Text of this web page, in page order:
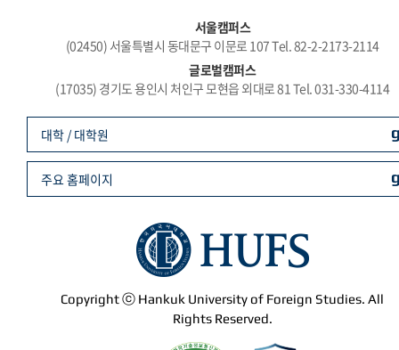
서울캠퍼스
(02450) 서울특별시 동대문구 이문로 107 Tel. 82-2-2173-2114
글로벌캠퍼스
(17035) 경기도 용인시 처인구 모현읍 외대로 81 Tel. 031-330-4114
Copyright ⓒ Hankuk University of Foreign Studies. All
Rights Reserved.
대학 / 대학원
주요 홈페이지